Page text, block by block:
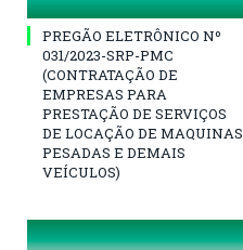
PREGÃO ELETRÔNICO Nº
031/2023-SRP-PMC
(CONTRATAÇÃO DE
EMPRESAS PARA
PRESTAÇÃO DE SERVIÇOS
DE LOCAÇÃO DE MAQUINAS
PESADAS E DEMAIS
VEÍCULOS)